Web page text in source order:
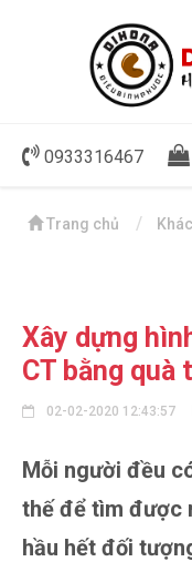
0933316467
Trang chủ
Xây dựng
CT bằng quà
02-02-2020 12:43:57
Mỗi người đều
thế để tìm được
hầu hết đối